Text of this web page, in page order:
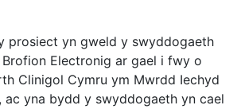
prosiect yn gweld y swyddogaeth
Brofion Electronig ar gael i fwy o
Clinigol Cymru ym Mwrdd Iechyd
ac yna bydd y swyddogaeth yn cael